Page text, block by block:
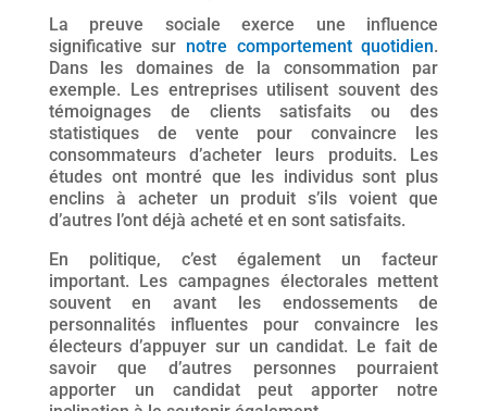
La preuve sociale exerce une influence
significative sur notre comportement quotidien.
Dans les domaines de la consommation par
exemple. Les entreprises utilisent souvent des
témoignages de clients satisfaits ou des
statistiques de vente pour convaincre les
consommateurs d’acheter leurs produits. Les
études ont montré que les individus sont plus
enclins à acheter un produit s’ils voient que
d’autres l’ont déjà acheté et en sont satisfaits.
En politique, c’est également un facteur
important. Les campagnes électorales mettent
souvent en avant les endossements de
personnalités influentes pour convaincre les
électeurs d’appuyer sur un candidat. Le fait de
savoir que d’autres personnes pourraient
apporter un candidat peut apporter notre